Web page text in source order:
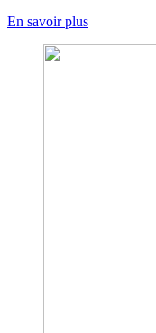
En savoir plus